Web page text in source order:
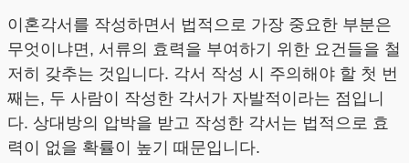
이혼각서를 작성하면서 법적으로 가장 중요한 부분은
무엇이냐면, 서류의 효력을 부여하기 위한 요건들을 철
저히 갖추는 것입니다. 각서 작성 시 주의해야 할 첫 번
째는, 두 사람이 작성한 각서가 자발적이라는 점입니
다. 상대방의 압박을 받고 작성한 각서는 법적으로 효
력이 없을 확률이 높기 때문입니다.